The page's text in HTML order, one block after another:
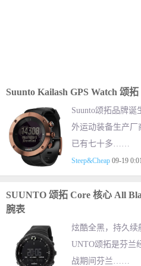
Suunto Kailash GPS Watch 颂
Suunto颂拓品牌诞
外运动装备生产厂
已有七十多……
Steep&Cheap 09-19
SUUNTO 颂拓 Core 核心 All
腕表
炫酷全黑，持久续
UNTO颂拓是芬兰
战期间芬兰……